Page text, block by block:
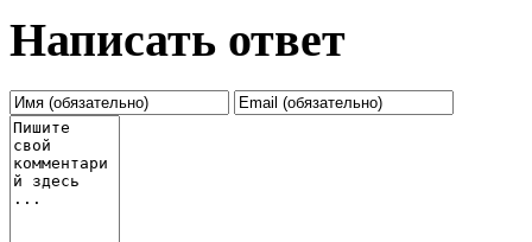
Написать ответ